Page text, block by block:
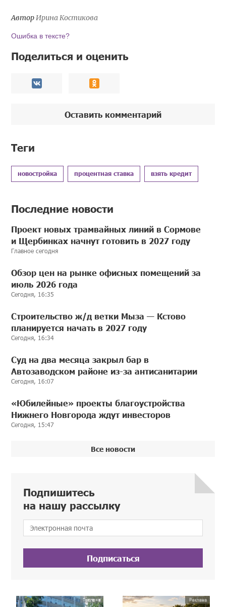
АвторИрина Костикова
Ошибка в тексте?
Поделиться и оценить
Оставить комментарий
Теги
новостройка процентная ставка взять кредит
Последние новости
Проект новых трамвайных линий в Сормове
и Щербинках начнут готовить в 2027 году
Главное сегодня
Обзор цен на рынке офисных помещений за
июль 2026 года
Сегодня, 16:35
Строительство ж/д ветки Мыза — Кстово
планируется начать в 2027 году
Сегодня, 16:34
Суд на два месяца закрыл бар в
Автозаводском районе из-за антисанитарии
Сегодня, 16:07
«Юбилейные» проекты благоустройства
Нижнего Новгорода ждут инвесторов
Сегодня, 15:47
Все новости
Подпишитесь
на нашу рассылку
Подписаться